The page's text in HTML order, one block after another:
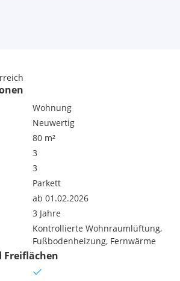
Wohnung
Neuwertig
80 m²
3
3
Parkett
ab 01.02.2026
3 Jahre
Kontrollierte Wohnraumlüftung,
Fußbodenheizung, Fernwärme